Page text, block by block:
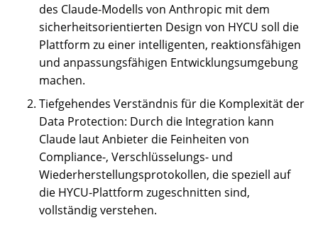
des Claude-Modells von Anthropic mit dem
sicherheitsorientierten Design von HYCU soll die
Plattform zu einer intelligenten, reaktionsfähigen
und anpassungsfähigen Entwicklungsumgebung
machen.
Tiefgehendes Verständnis für die Komplexität der
Data Protection: Durch die Integration kann
Claude laut Anbieter die Feinheiten von
Compliance-, Verschlüsselungs- und
Wiederherstellungsprotokollen, die speziell auf
die HYCU-Plattform zugeschnitten sind,
vollständig verstehen.